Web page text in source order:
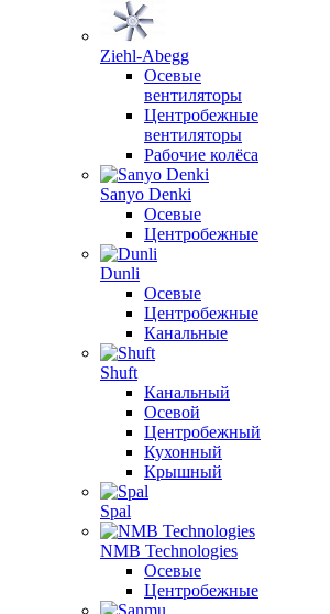
Ziehl-Abegg
Осевые
вентиляторы
Центробежные
вентиляторы
Рабочие колёса
Sanyo Denki
Осевые
Центробежные
Dunli
Осевые
Центробежные
Канальные
Shuft
Канальный
Осевой
Центробежный
Кухонный
Крышный
Spal
NMB Technologies
Осевые
Центробежные